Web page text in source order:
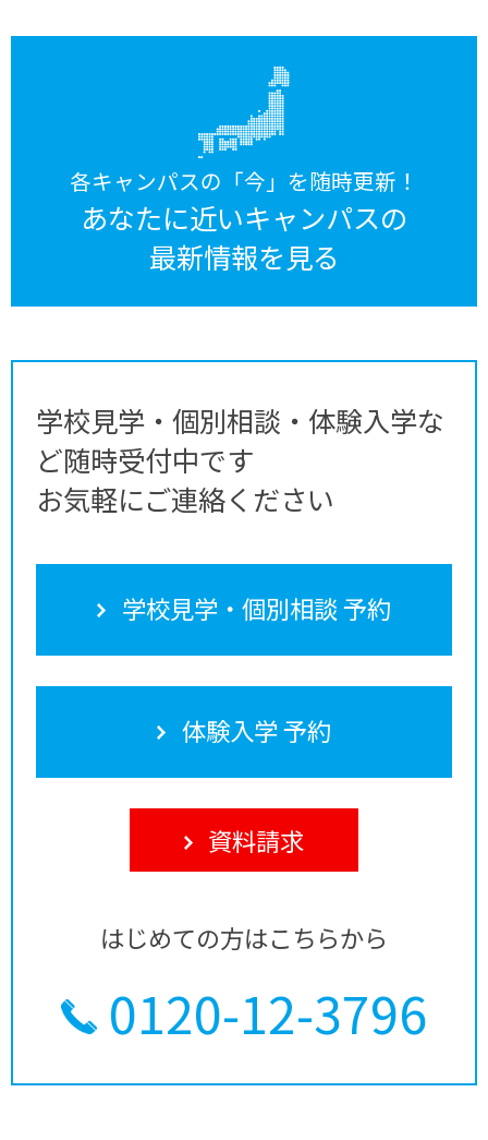
各キャンパスの「今」を随時更新！
あなたに近いキャンパスの
最新情報を見る
学校見学・個別相談・体験入学な
ど随時受付中です
お気軽にご連絡ください
学校見学・個別相談 予約
体験入学 予約
資料請求
はじめての方はこちらから
0120-12-3796